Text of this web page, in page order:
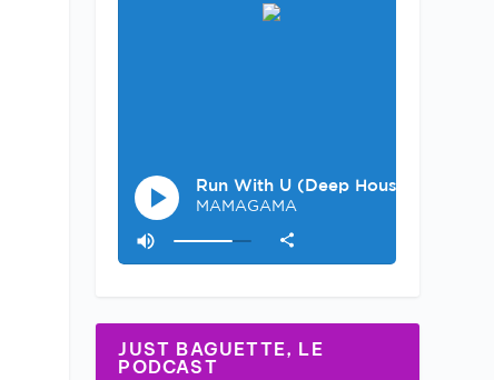
JUST BAGUETTE, LE
PODCAST